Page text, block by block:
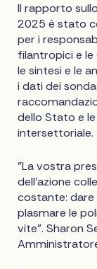
Il rapporto
2025 è stato
per i
filantropici e le
le sintesi e le
i dati dei
dello Stato e
intersettoriale.
"La vostra
dell'azione
costante: dare
plasmare le
vite". Sharon